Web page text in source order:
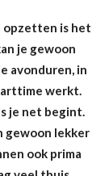
opzetten is het
je gewoon
avonduren, in
werkt.
je net begint.
gewoon lekker
ook prima